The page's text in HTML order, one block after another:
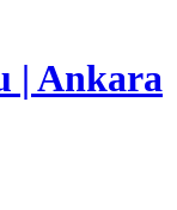
| Ankara